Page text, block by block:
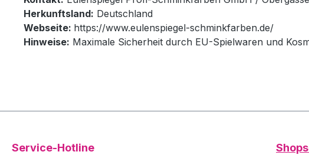
Herkunftsland: Deutschland
Webseite: https://www.eulenspiegel-schminkfarben.de/
Hinweise: Maximale Sicherheit durch EU-Spielwaren und
Service-Hotline